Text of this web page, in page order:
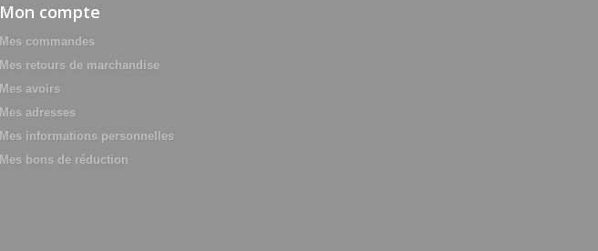
Mon compte
Mes commandes
Mes retours de marchandise
Mes avoirs
Mes adresses
Mes informations personnelles
Mes bons de réduction